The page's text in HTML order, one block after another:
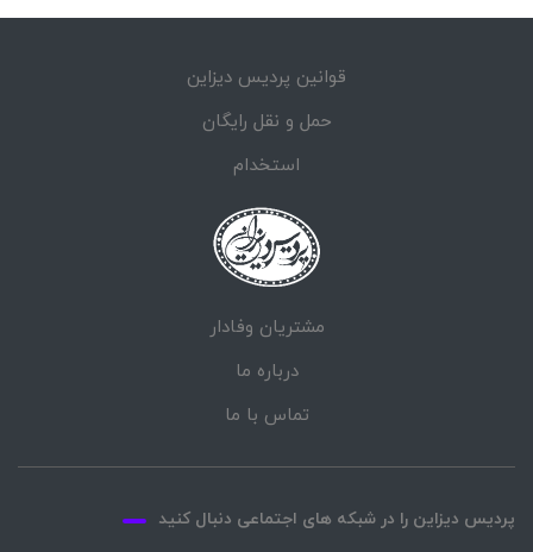
قوانین پردیس دیزاین
حمل و نقل رایگان
استخدام
مشتریان وفادار
درباره ما
تماس با ما
پردیس دیزاین را در شبکه های اجتماعی دنبال کنید